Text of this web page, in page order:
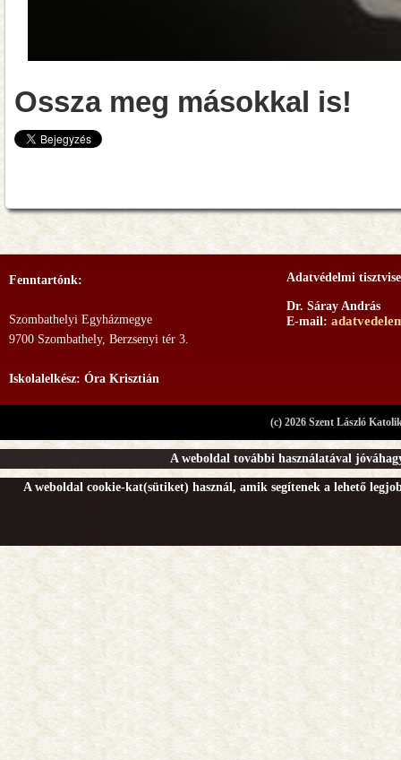
Ossza meg másokkal is!
Fenntartónk:
Szombathelyi Egyházmegye
9700 Szombathely, Berzsenyi tér 3.
Iskolalelkész: Óra Krisztián
Adatvédelmi
Dr. Sáray András
E-mail:
(c) 2026 Szent László
A weboldal további használatával
A weboldal cookie-kat(sütiket) használ, amik segítenek a lehető